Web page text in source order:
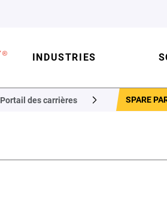
INDUSTRIES
Portail des carrières SPARE